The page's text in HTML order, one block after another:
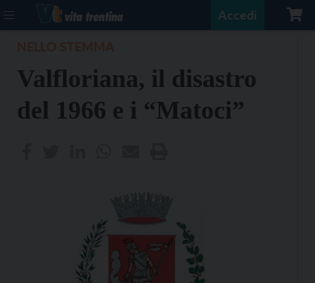
Accedi
Valfloriana, il disastro
del 1966 e i “Matoci”